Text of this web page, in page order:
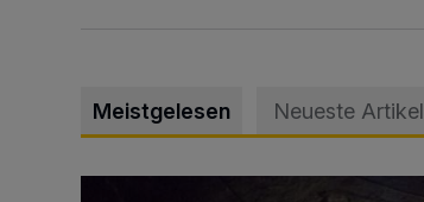
Meistgelesen Neueste Artikel